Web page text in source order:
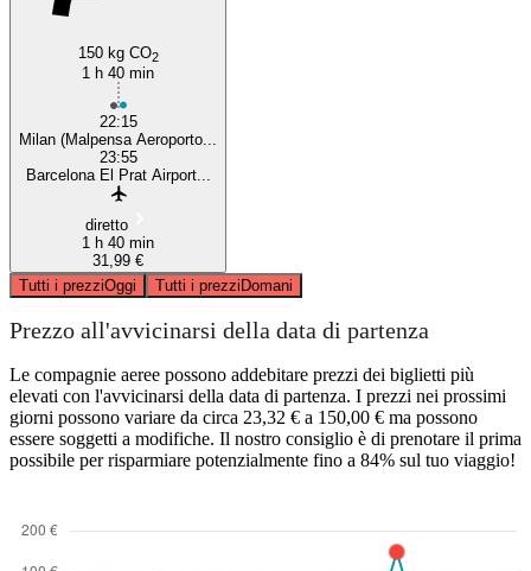
150 kg CO2
1 h 40 min
22:15
Milan (Malpensa Aeroporto...
23:55
Barcelona El Prat Airport...
diretto
1 h 40 min
31,99 €
Tutti i prezziOggi Tutti i prezziDomani
Prezzo all'avvicinarsi della data di partenza
Le compagnie aeree possono addebitare prezzi dei biglietti più
elevati con l'avvicinarsi della data di partenza. I prezzi nei prossimi
giorni possono variare da circa 23,32 € a 150,00 € ma possono
essere soggetti a modifiche. Il nostro consiglio è di prenotare il prima
possibile per risparmiare potenzialmente fino a 84% sul tuo viaggio!